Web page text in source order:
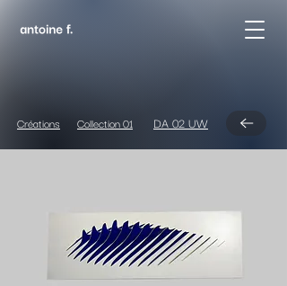
Créations Collection 01 DA 02 UW